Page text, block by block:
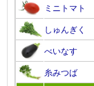
ミニトマト
しゅんぎく
べいなす
糸みつば